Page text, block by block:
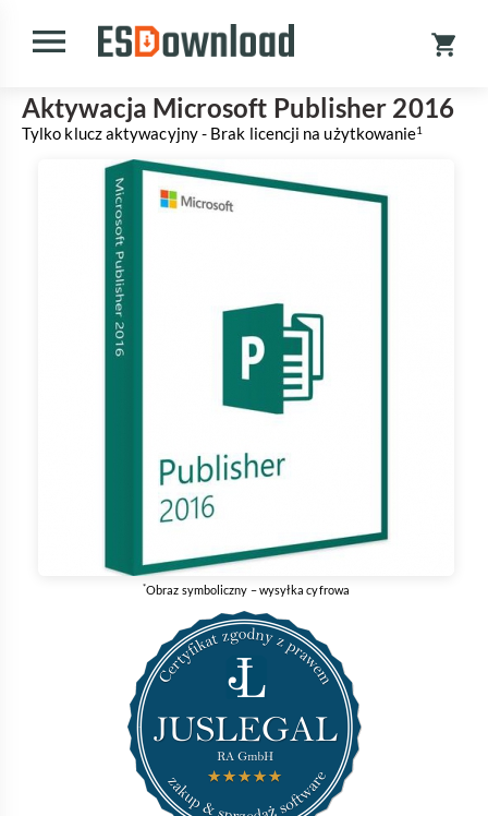
Aktywacja Microsoft Publisher 2016
Tylko klucz aktywacyjny - Brak licencji na użytkowanie1
*Obraz symboliczny – wysyłka cyfrowa